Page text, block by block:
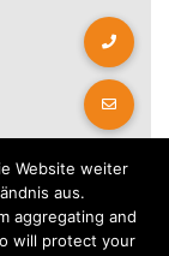
Website weiter
aus.
aggregating and
will protect your